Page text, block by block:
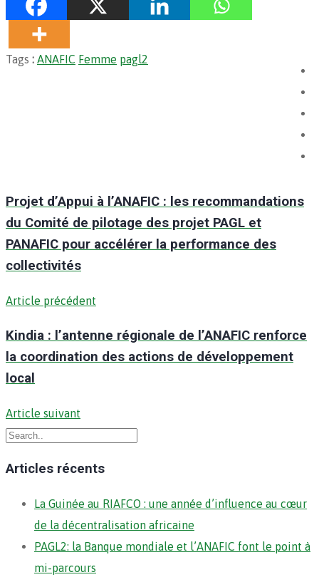
Tags : ANAFIC Femme pagl2
Projet d’Appui à l’ANAFIC : les recommandations
du Comité de pilotage des projet PAGL et
PANAFIC pour accélérer la performance des
collectivités
Article précédent
Kindia : l’antenne régionale de l’ANAFIC renforce
la coordination des actions de développement
local
Article suivant
Articles récents
La Guinée au RIAFCO : une année d’influence au cœur
de la décentralisation africaine
PAGL2: la Banque mondiale et l’ANAFIC font le point à
mi-parcours